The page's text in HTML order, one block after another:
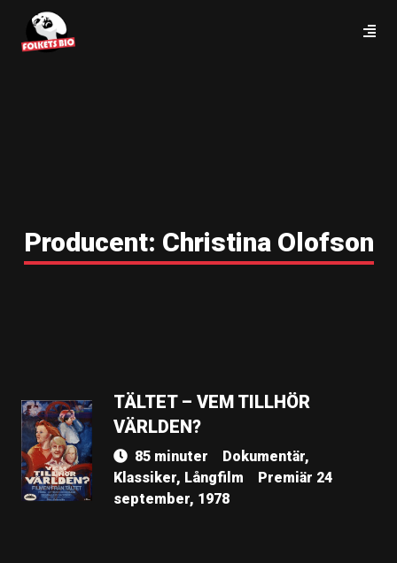
Producent: Christina Olofson
TÄLTET – VEM TILLHÖR
VÄRLDEN?
85 minuter
Dokumentär,
Klassiker, Långfilm
Premiär 24
september, 1978